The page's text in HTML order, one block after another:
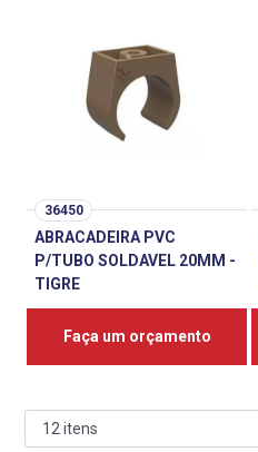
36450
ABRACADEIRA PVC
P/TUBO SOLDAVEL 20MM -
TIGRE
Faça um orçamento